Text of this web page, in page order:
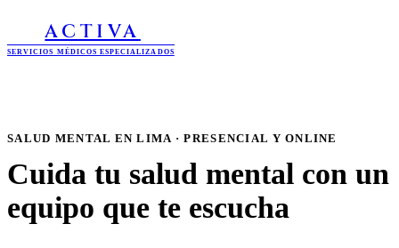
ACTIVA
SERVICIOS MÉDICOS ESPECIALIZADOS
SALUD MENTAL EN LIMA · PRESENCIAL Y ONLINE
Cuida tu salud mental con un
equipo que te escucha